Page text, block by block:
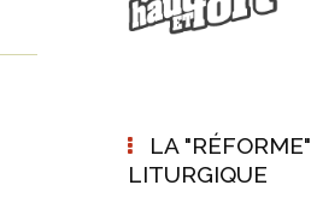
LA "RÉFORME"
LITURGIQUE